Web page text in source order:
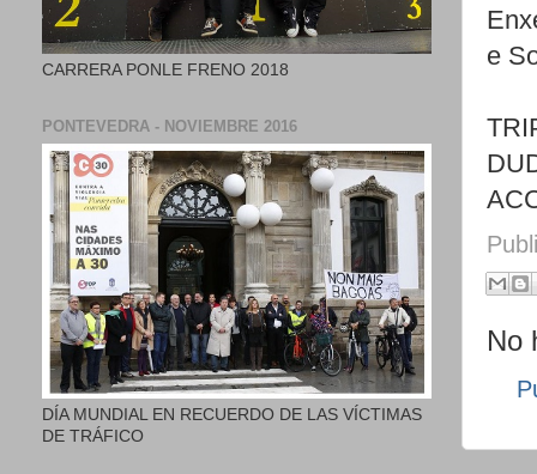
e
No
CARRERA PONLE FRENO 2018
PONTEVEDRA - NOVIEMBRE 2016
DÍA MUNDIAL EN RECUERDO DE LAS VÍCTIMAS
DE TRÁFICO